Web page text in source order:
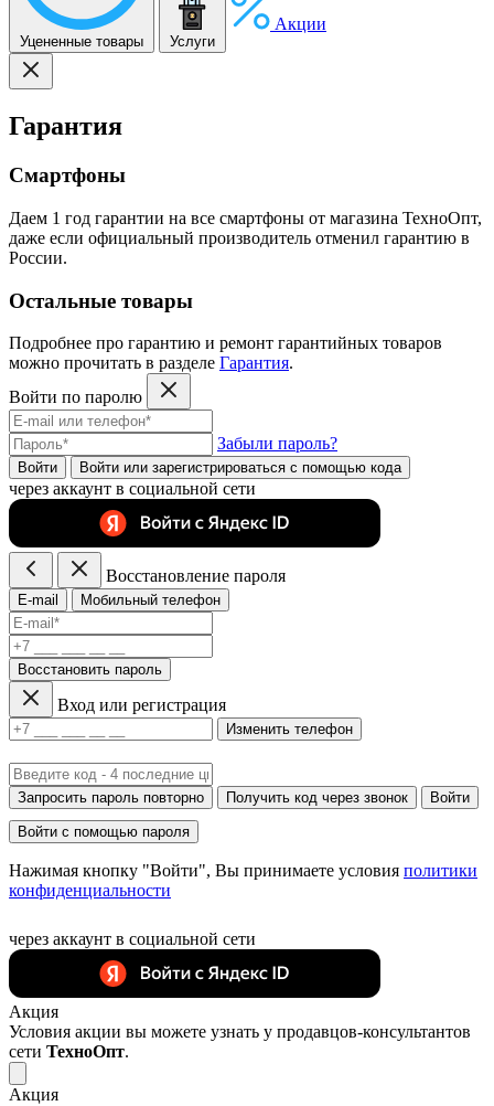
Уцененные товары Услуги
Акции
Гарантия
Смартфоны
Даем 1 год гарантии на все смартфоны от магазина ТехноОпт,
даже если официальный производитель отменил гарантию в
России.
Остальные товары
Подробнее про гарантию и ремонт гарантийных товаров
можно прочитать в разделе Гарантия.
Войти по паролю
Забыли пароль?
Войти Войти или зарегистрироватьcя с помощью кода
через аккаунт в социальной сети
Восстановление пароля
E-mail Мобильный телефон
Восстановить пароль
Вход или регистрация
Изменить телефон
Запросить пароль повторно Получить код через звонок Войти
Войти с помощью пароля
Нажимая кнопку "Войти", Вы принимаете условия политики
конфиденциальности
через аккаунт в социальной сети
Акция
Условия акции вы можете узнать у продавцов-консультантов
сети ТехноОпт.
Акция